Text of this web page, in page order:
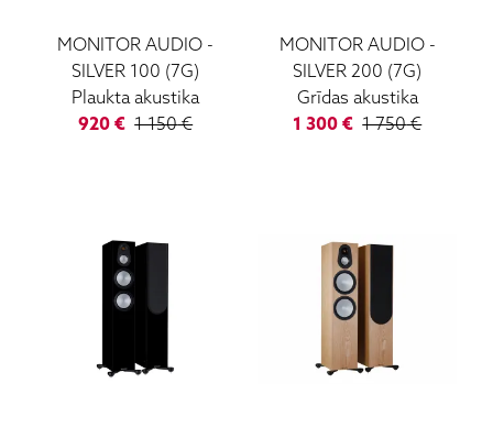
MONITOR AUDIO -
SILVER 100 (7G)
Plaukta akustika
920 € 1 150€
MONITOR AUDIO-
SILVER 200 (7G)
Grīdas akustika
1 300 € 1 750€